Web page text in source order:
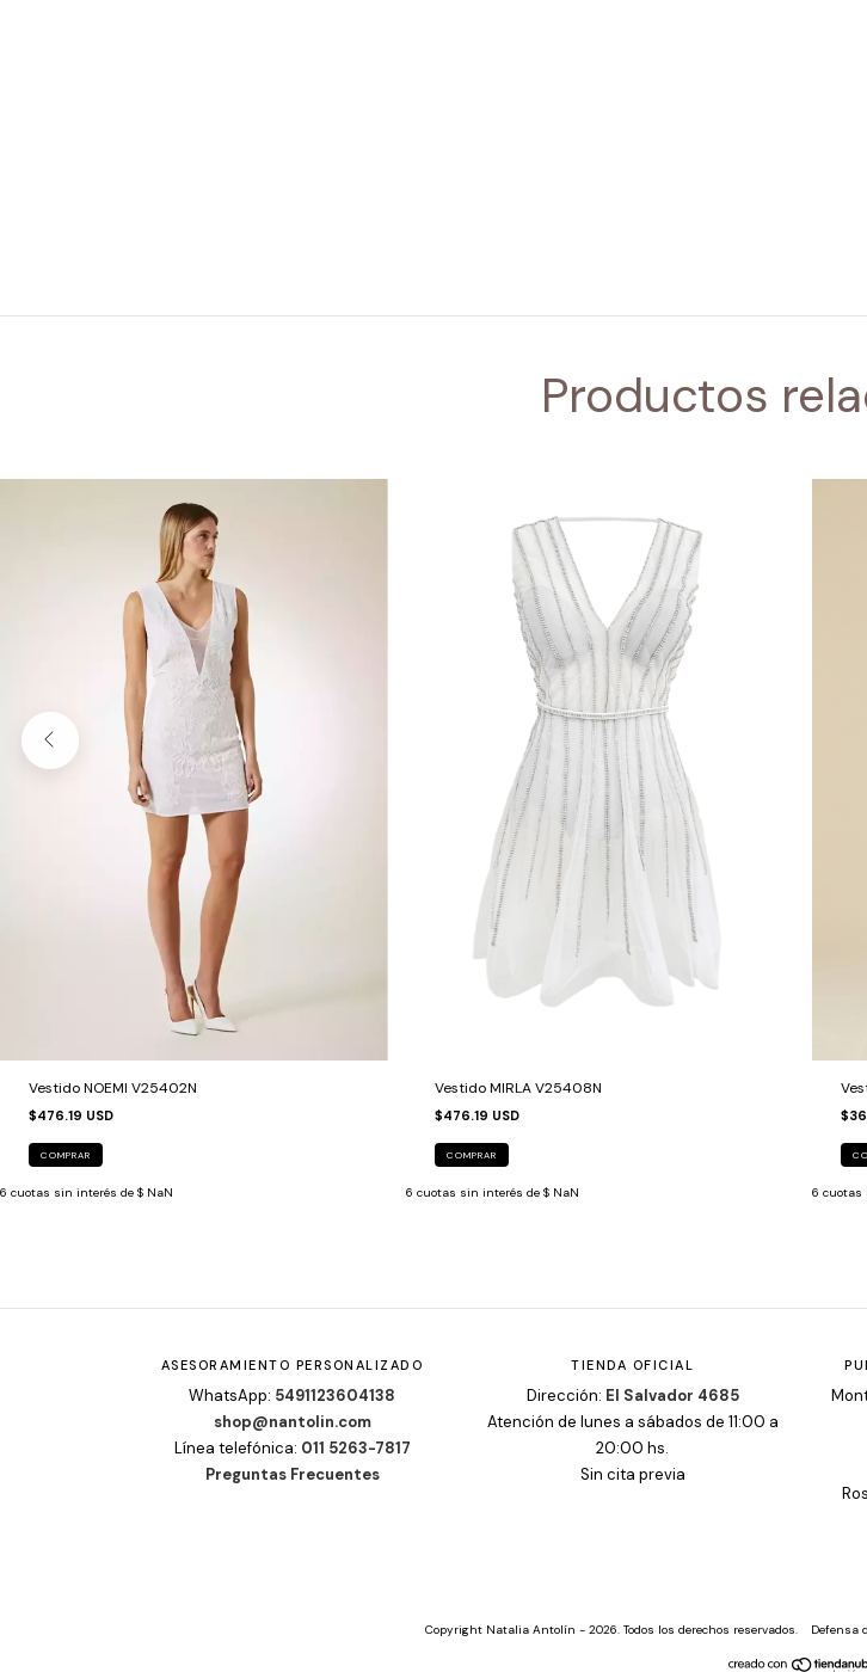
Productos
Vestido NOEMI V25402N
$476.19 USD
COMPRAR
6 cuotas sin interés de $ NaN
Vestido MIRLA V25408N
$476.19 USD
COMPRAR
6 cuotas sin interés de $ NaN 6 cuotas
ASESORAMIENTO PERSONALIZADO
WhatsApp: 5491123604138
shop@nantolin.com
Línea telefónica: 011 5263-7817
Preguntas Frecuentes
TIENDA OFICIAL
Dirección: El Salvador 4685
Atención de lunes a sábados de 11:00 a
20:00 hs.
Sin cita previa
Copyright Natalia Antolín - 2026. Todos los derechos reservados. Defensa